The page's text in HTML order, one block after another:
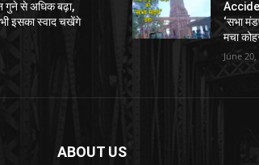
गुने से अधिक बढ़ा,
इसका स्वाद चखेंगे
‘सभा
मचा
June
ABOUT US